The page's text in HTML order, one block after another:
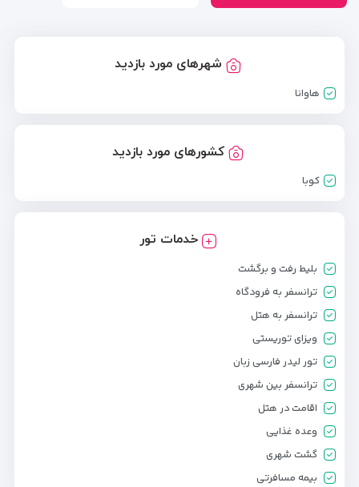
شهرهای مورد بازدید
هاوانا
کشورهای مورد بازدید
کوبا
خدمات تور
بلیط رفت و برگشت
ترانسفر به فرودگاه
ترانسفر به هتل
ویزای توریستی
تور لیدر فارسی زبان
ترانسفر بین شهری
اقامت در هتل
وعده غذایی
گشت شهری
بیمه مسافرتی